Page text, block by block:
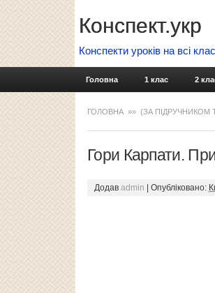
Конспект.укр
Конспекти уроків на всі
Головна 1 клас 2
ГОЛОВНА »» (ЗА ПІДРУЧНИКОМ
Гори Карпати.
Додав admin Опубліковано: